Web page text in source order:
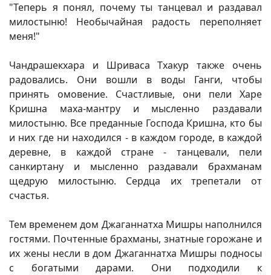
"Теперь я понял, почему ты танцевал и раздавал
милостыню! Необычайная радость переполняет
меня!"
Чандрашекхара и Шриваса Тхакур также очень
радовались. Они вошли в воды Ганги, чтобы
принять омовение. Счастливые, они пели Харе
Кришна маха-мантру и мысленно раздавали
милостыню. Все преданные Господа Кришна, кто бы
и них где ни находился - в каждом городе, в каждой
деревне, в каждой стране - танцевали, пели
санкиртану и мысленно раздавали брахманам
щедрую милостыню. Сердца их трепетали от
счастья.
Тем временем дом Джаганнатха Мишры наполнился
гостями. Почтенные брахманы, знатные горожане и
их жены несли в дом Джаганнатха Мишры подносы
с богатыми дарами. Они подходили к